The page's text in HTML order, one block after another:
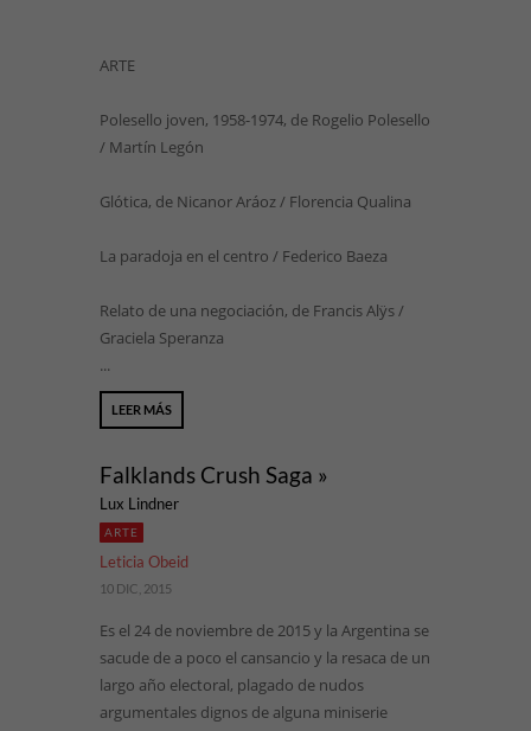
ARTE
Polesello joven, 1958-1974, de Rogelio Polesello
/ Martín Legón
Glótica, de Nicanor Aráoz / Florencia Qualina
La paradoja en el centro / Federico Baeza
Relato de una negociación, de Francis Alÿs /
Graciela Speranza
...
LEER MÁS
Falklands Crush Saga »
Lux Lindner
ARTE
Leticia Obeid
10 DIC, 2015
Es el 24 de noviembre de 2015 y la Argentina se
sacude de a poco el cansancio y la resaca de un
largo año electoral, plagado de nudos
argumentales dignos de alguna miniserie